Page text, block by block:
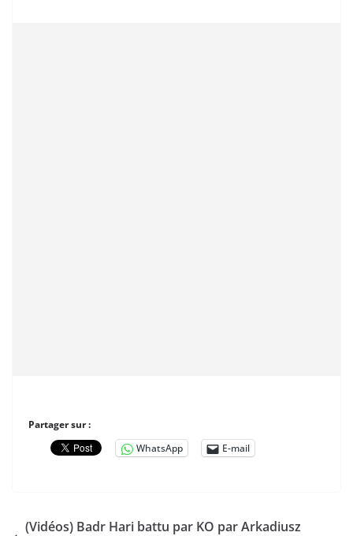
Partager sur :
WhatsApp
E-mail
(Vidéos) Badr Hari battu par KO par Arkadiusz